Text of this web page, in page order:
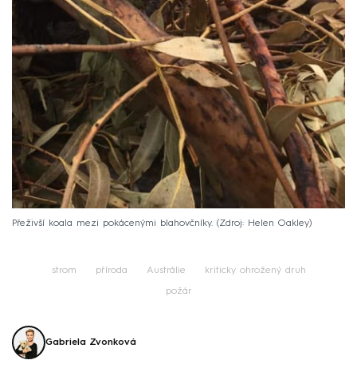
Přeživší koala mezi pokácenými blahovčníky. Zdroj: Helen Oakley
strom příroda Austrálie kriticky ohrožený druh
požár
Gabriela Zvonková